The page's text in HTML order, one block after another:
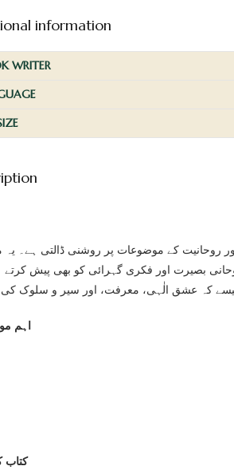
information
WRITER
روحانیت کے موضوعات پر روشنی ڈالتی ہے۔ یہ
بصیرت اور فکری گہرائی کو بھی پیش کرتے
کہ عشق الٰہی، معرفت، اور سیر و سلوک کی
اہم
کتاب